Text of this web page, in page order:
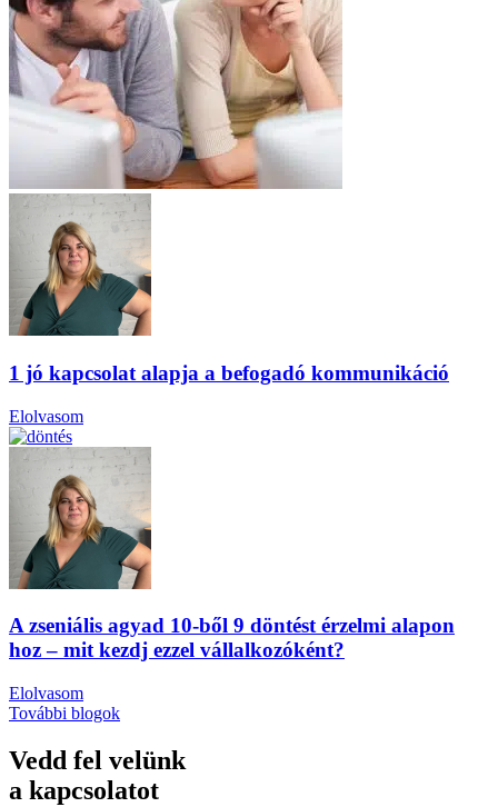
1 jó kapcsolat alapja a befogadó kommunikáció
Elolvasom
A zseniális agyad 10-ből 9 döntést érzelmi alapon
hoz – mit kezdj ezzel vállalkozóként?
Elolvasom
További blogok
Vedd fel velünk
a kapcsolatot